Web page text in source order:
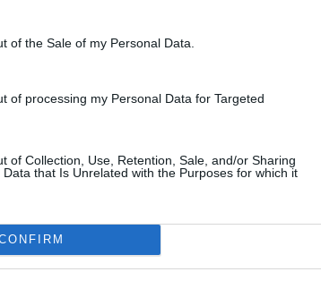
of the Sale of my Personal Data.
of processing my Personal Data for Targeted
of Collection, Use, Retention, Sale, and/or Sharing
that Is Unrelated with the Purposes for which it